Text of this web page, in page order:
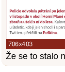
Že se to stalo